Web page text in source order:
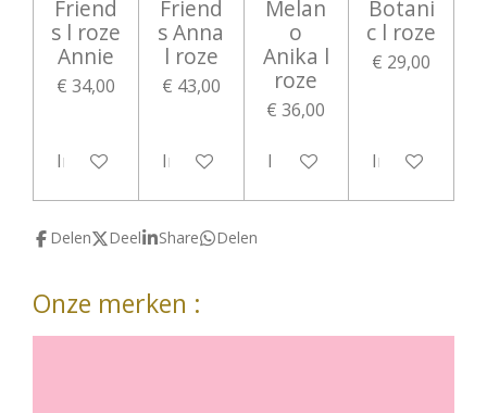
Friend
s l roze
Annie
€ 34,00
In winkelwagen
Friend
s Anna
l roze
€ 43,00
In winkelwagen
Melan
o
Anika l
roze
€ 36,00
In winkelwagen
Botani
c l roze
€ 29,00
In
Delen Deel Share Delen
Onze merken :